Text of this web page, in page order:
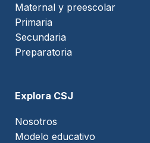
Maternal y preescolar
Primaria
Secundaria
Preparatoria
Explora CSJ
Nosotros
Modelo educativo